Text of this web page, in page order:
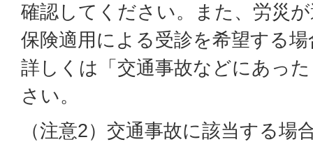
確認してください。また、労災
保険適用による受診を希望する
詳しくは「交通事故などにあっ
さい。
（注意2）交通事故に該当する場